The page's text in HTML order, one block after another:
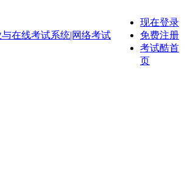
现在登录
免费注册
考试酷首
页